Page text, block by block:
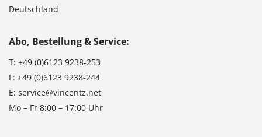
Deutschland
Abo, Bestellung & Service:
T: +49 (0)6123 9238-253
F: +49 (0)6123 9238-244
E: service@vincentz.net
Mo – Fr 8:00 – 17:00 Uhr